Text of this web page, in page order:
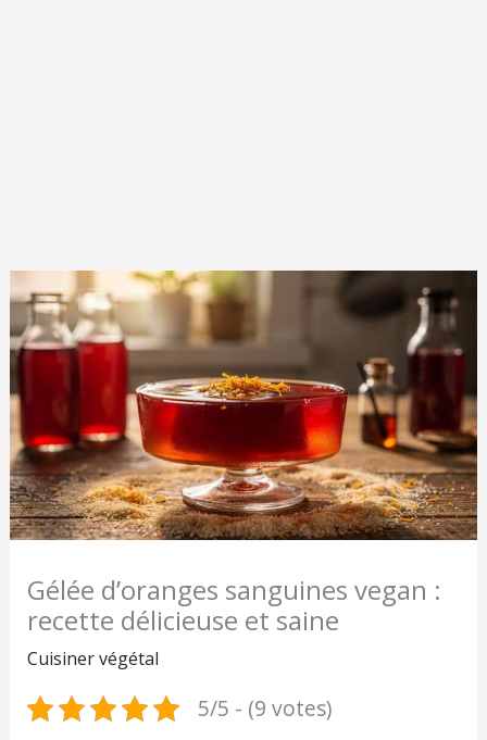
Gélée d’oranges sanguines vegan :
recette délicieuse et saine
Cuisiner végétal
5/5 - (9 votes)